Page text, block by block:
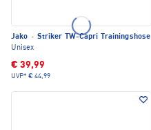
Jako · Striker TW-Capri Trainingshose
Unisex
€ 39,99
UVP* € 44,99